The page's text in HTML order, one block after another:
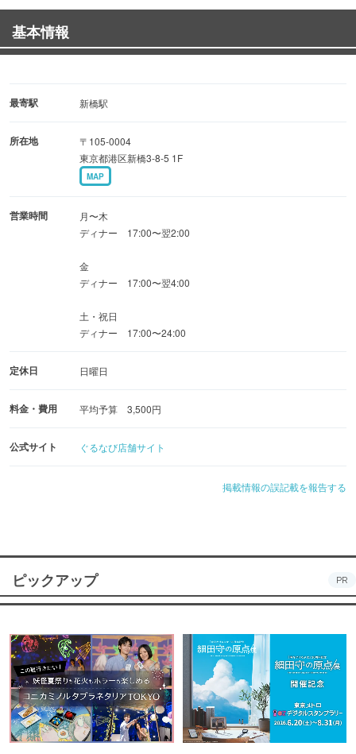
群馬の地酒ご用意しております。
基本情報
最寄駅 新橋駅
所在地
〒105-0004
東京都港区新橋3-8-5 1F
MAP
営業時間
月〜木
ディナー 17:00〜翌2:00
金
ディナー 17:00〜翌4:00
土・祝日
ディナー 17:00〜24:00
定休日 日曜日
料金・費用 平均予算 3,500円
公式サイト ぐるなび店舗サイト
掲載情報の誤記載を報告する
ピックアップ PR